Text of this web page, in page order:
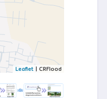
Leaflet | CRFlood